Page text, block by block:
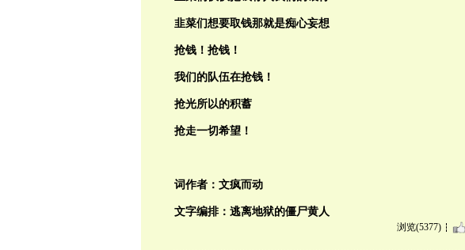
韭菜们想要取钱那就是痴心妄想
抢钱！抢钱！
我们的队伍在抢钱！
抢光所以的积蓄
抢走一切希望！
词作者：文疯而动
文字编排：逃离地狱的僵尸黄人
浏览(5377)